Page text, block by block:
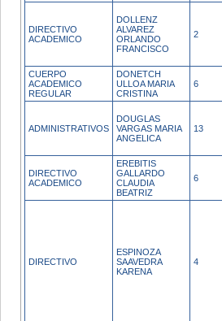
DIRECTIVO
ACADEMICO
DOLLENZ
ALVAREZ
ORLANDO
FRANCISCO
2
CUERPO
ACADEMICO
REGULAR
DONETCH
ULLOA MARIA
CRISTINA
6
ADMINISTRATIVOS
DOUGLAS
VARGAS MARIA
ANGELICA
13
DIRECTIVO
ACADEMICO
EREBITIS
GALLARDO
CLAUDIA
BEATRIZ
6
DIRECTIVO
ESPINOZA
SAAVEDRA
KARENA
4